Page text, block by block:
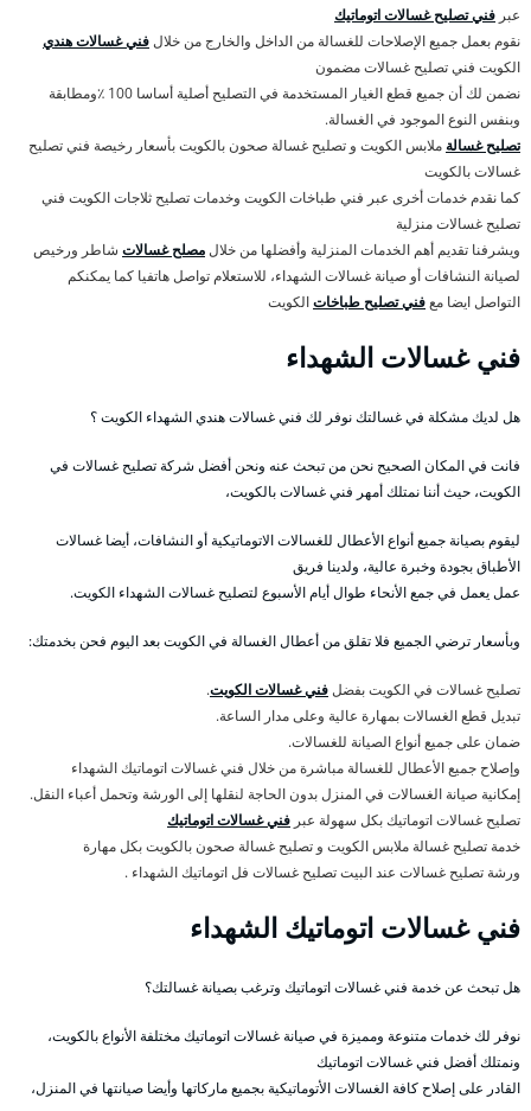
عبر فني تصليح غسالات اتوماتيك
نقوم بعمل جميع الإصلاحات للغسالة من الداخل والخارج من خلالفني غسالات هندي
الكويت فني تصليح غسالات مضمون
نضمن لك أن جميع قطع الغيار المستخدمة في التصليح أصلية أساسا 100 ٪ومطابقة
وبنفس النوع الموجود في الغسالة.
تصليح غسالة ملابس الكويت و تصليح غسالة صحون بالكويت بأسعار رخيصة فني تصليح
غسالات بالكويت
كما نقدم خدمات أخرى عبر فني طباخات الكويت وخدمات تصليح ثلاجات الكويت فني
تصليح غسالات منزلية
ويشرفنا تقديم أهم الخدمات المنزلية وأفضلها من خلالمصلح غسالات شاطر ورخيص
لصيانة النشافات أو صيانة غسالات الشهداء، للاستعلام تواصل هاتفيا كما يمكنكم
التواصل ايضا معفني تصليح طباخاتالكويت
فني غسالات الشهداء
هل لديك مشكلة في غسالتك نوفر لك فني غسالات هندي الشهداء الكويت ؟
فانت في المكان الصحيح نحن من تبحث عنه ونحن أفضل شركة تصليح غسالات في
الكويت، حيث أننا نمتلك أمهر فني غسالات بالكويت،
ليقوم بصيانة جميع أنواع الأعطال للغسالات الاتوماتيكية أو النشافات، أيضا غسالات
الأطباق بجودة وخبرة عالية، ولدينا فريق
عمل يعمل في جمع الأنحاء طوال أيام الأسبوع لتصليح غسالات الشهداء الكويت.
وبأسعار ترضي الجميع فلا تقلق من أعطال الغسالة في الكويت بعد اليوم فحن بخدمتك:
تصليح غسالات في الكويت بفضلفني غسالات الكويت.
تبديل قطع الغسالات بمهارة عالية وعلى مدار الساعة.
ضمان على جميع أنواع الصيانة للغسالات.
وإصلاح جميع الأعطال للغسالة مباشرة من خلال فني غسالات اتوماتيك الشهداء
إمكانية صيانة الغسالات في المنزل بدون الحاجة لنقلها إلى الورشة وتحمل أعباء النقل.
تصليح غسالات اتوماتيك بكل سهولة عبر فني غسالات اتوماتيك
خدمة تصليح غسالة ملابس الكويت و تصليح غسالة صحون بالكويت بكل مهارة
ورشة تصليح غسالات عند البيت تصليح غسالات فل اتوماتيك الشهداء .
فني غسالات اتوماتيك الشهداء
هل تبحث عن خدمة فني غسالات اتوماتيك وترغب بصيانة غسالتك؟
نوفر لك خدمات متنوعة ومميزة في صيانة غسالات اتوماتيك مختلفة الأنواع بالكويت،
ونمتلك أفضل فني غسالات اتوماتيك
القادر على إصلاح كافة الغسالات الأتوماتيكية بجميع ماركاتها وأيضا صيانتها في المنزل،